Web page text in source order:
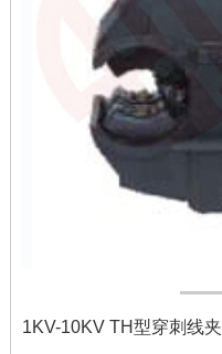
1KV-10KV TH型穿刺线夹